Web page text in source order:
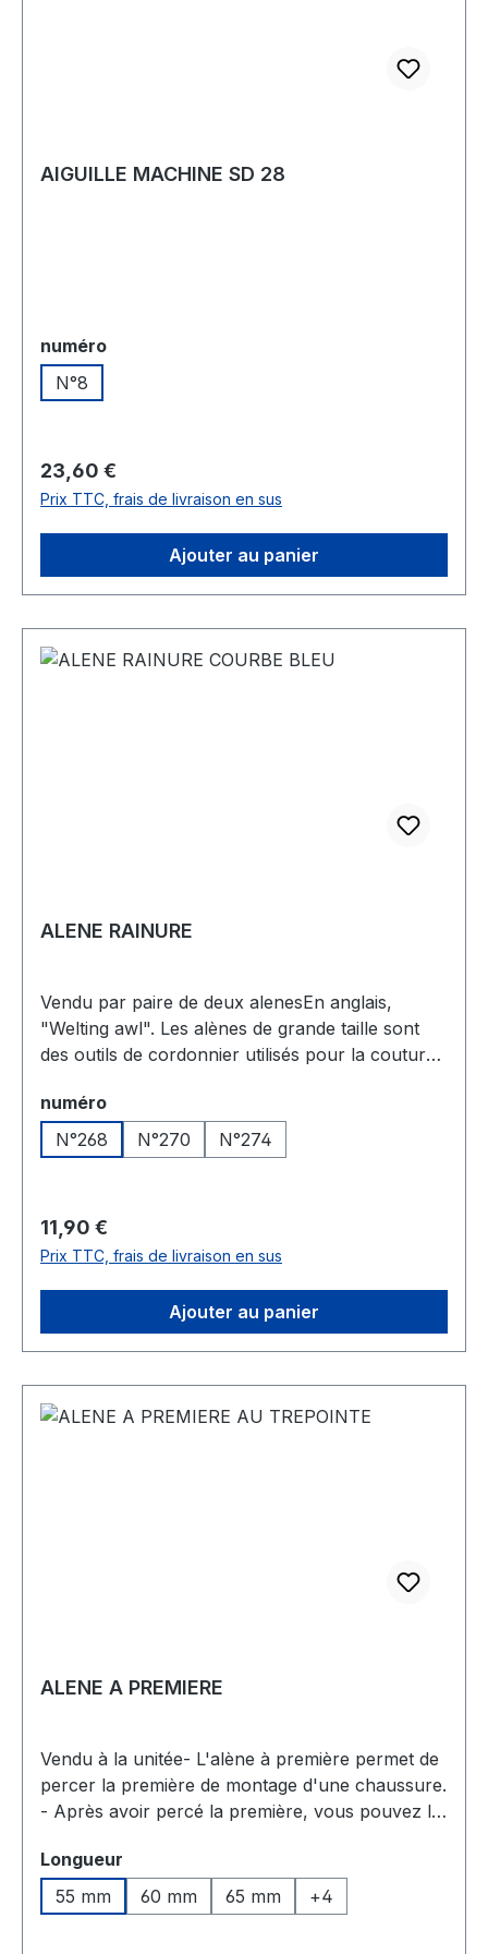
AIGUILLE MACHINE SD 28
Sélectionnez
numéro
N°8
Prix régulier :
23,60 €
Prix TTC, frais de livraison en sus
Ajouter au panier
ALENE RAINURE
Vendu par paire de deux alenesEn anglais,
"Welting awl". Les alènes de grande taille sont
des outils de cordonnier utilisés pour la couture
semelles ou la couture de première de
montageElles sont conçues pour pénétrer
délicatement la semelle avec leur pointe
Germany by RascheFabrquée en Allemagne par
Rasche
Sélectionnez
numéro
N°268
N°270 N°274
Prix régulier :
11,90 €
Prix TTC, frais de livraison en sus
Ajouter au panier
ALENE A PREMIERE
Vendu à la unitée- L'alène à première permet de
percer la première de montage d'une chaussure.
- Après avoir percé la première, vous pouvez la
sont fabriquées en acier et forgées puis limées.
Elles sont façonnées en formes droites ou
courbées, subissent un polissage, une trempe et
Sélectionnez
Longueur
55 mm
60 mm 65 mm +4